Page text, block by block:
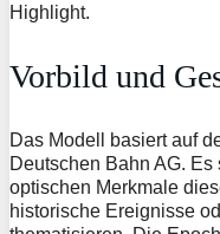
Highlight.
Vorbild und
Das Modell basiert auf
Deutschen Bahn AG.
optischen Merkmale
historische Ereignisse